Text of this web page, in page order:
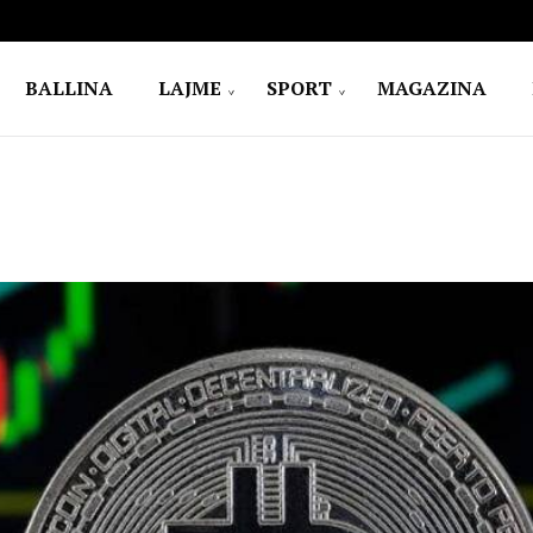
BALLINA LAJME SPORT MAGAZINA